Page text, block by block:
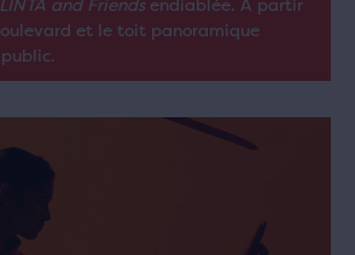
and Friends endiablée. À partir
et le toit panoramique